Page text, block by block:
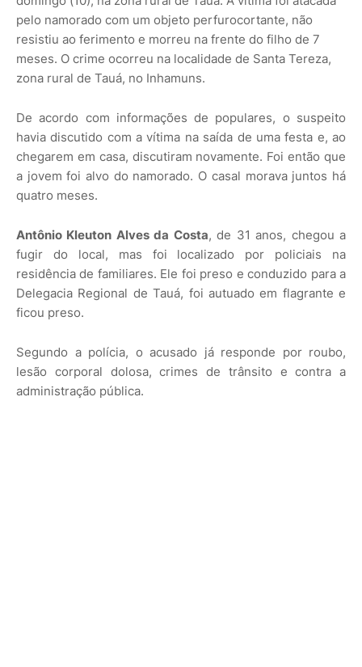
pelo namorado com um objeto perfurocortante, não
resistiu ao ferimento e morreu na frente do filho de 7
meses. O crime ocorreu na localidade de Santa Tereza,
zona rural de Tauá, no Inhamuns.
De acordo com informações de populares, o suspeito
havia discutido com a vítima na saída de uma festa e, ao
chegarem em casa, discutiram novamente. Foi então que
a jovem foi alvo do namorado. O casal morava juntos há
quatro meses.
Antônio Kleuton Alves da Costa, de 31 anos, chegou a
fugir do local, mas foi localizado por policiais na
residência de familiares. Ele foi preso e conduzido para a
Delegacia Regional de Tauá, foi autuado em flagrante e
ficou preso.
Segundo a polícia, o acusado já responde por roubo,
lesão corporal dolosa, crimes de trânsito e contra a
administração pública.